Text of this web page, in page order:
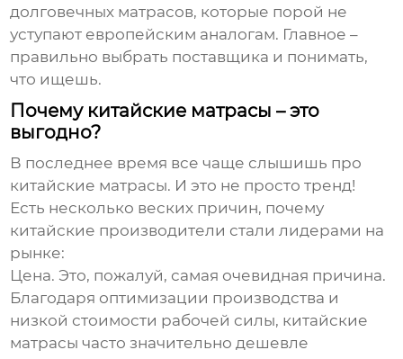
долговечных матрасов, которые порой не
уступают европейским аналогам. Главное –
правильно выбрать поставщика и понимать,
что ищешь.
Почему китайские матрасы – это
выгодно?
В последнее время все чаще слышишь про
китайские матрасы. И это не просто тренд!
Есть несколько веских причин, почему
китайские производители стали лидерами на
рынке:
Цена. Это, пожалуй, самая очевидная причина.
Благодаря оптимизации производства и
низкой стоимости рабочей силы, китайские
матрасы часто значительно дешевле